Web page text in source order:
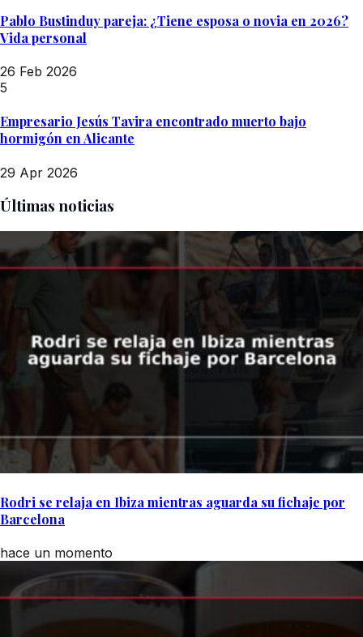
Pablo Bustinduy pareja: ¿Tiene esposa o novia en 2026?
Vida personal
26 Feb 2026
5
Empresario Jesús Tavira encontrado muerto bajo
hormigón en Alicante
29 Apr 2026
Últimas noticias
Rodri se relaja en Ibiza mientras aguarda su fichaje por
Barcelona
hace un momento